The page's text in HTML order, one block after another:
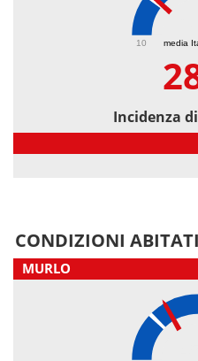
media
10
Incidenza
CONDIZIONI
MURLO